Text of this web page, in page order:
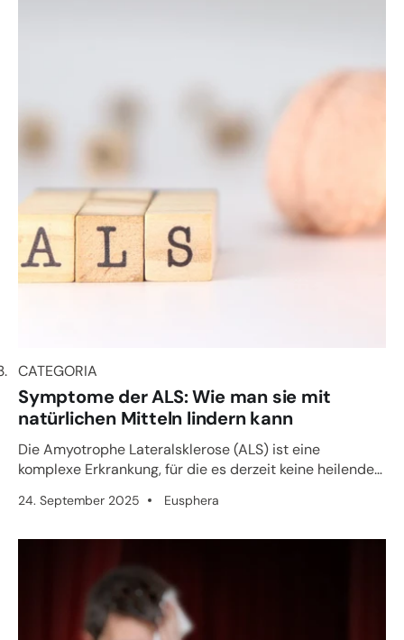
CATEGORIA
CATEGORIA
Symptome der ALS: Wie man sie mit
natürlichen Mitteln lindern kann
Die Amyotrophe Lateralsklerose (ALS) ist eine
komplexe Erkrankung, für die es derzeit keine heilende
24. September 2025 Eusphera